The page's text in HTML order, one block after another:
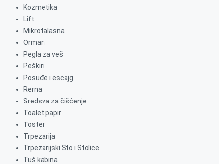
Kozmetika
Lift
Mikrotalasna
Orman
Pegla za veš
Peškiri
Posuđe i escajg
Rerna
Sredsva za čišćenje
Toalet papir
Toster
Trpezarija
Trpezarijski Sto i Stolice
Tuš kabina